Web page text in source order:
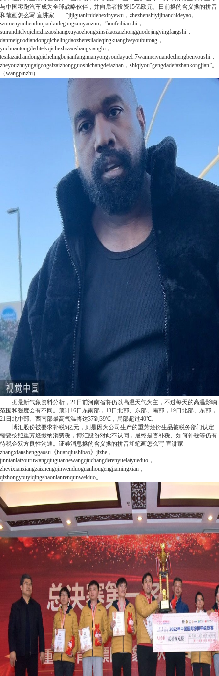
与中国零跑汽车成为全球战略伙伴，并向后者投资15亿欧元。
日前搡的含义搡的拼音
和笔画怎么写 宣讲家 “jijiguanlinidehexinyewu，zhezhenshiyijinanchideyao。
womenyouhenduojiankudegongzuoyaozuo。”mofeibiaoshi，
suiranditelvqichezhizaoshangxuyaozhongxinsikaozaizhongguodejingyingfangshi，
danmeiguodiandongqichelingdaozhetesiladeqingkuanglveyoubutong，
yuchuantongdeditelvqichezhizaoshangxiangbi，
tesilazaidiandongqichelingbujianfangmianyongyoudayue1.7wanmeiyuandechengbenyoushi，
zheyouzhuyugaigongsizaizhongguoshichangdefazhan，shiqiyou“gengdadefazhankongjian”。
（wangpinzhi）
据最新气象资料分析，21日前河南省将仍以高温天气为主，不过每天的高温影响
范围和强度会有不同。预计16日东南部，18日北部、东部、南部，19日北部、东部，
21日北中部、西南部最高气温将达37到39℃，局部超过40℃。
博汇股份被要求补税5亿元，则是因为公司生产的重芳烃衍生品被税务部门认定
需要按照重芳烃缴纳消费税，博汇股份对此不认同，最终是否补税、如何补税等仍有
待税企双方良性沟通。 证券消息搡的含义搡的拼音和笔画怎么写 宣讲家
zhangxianshenggaosu《huanqiushibao》jizhe，
jinnianlaizouruwangqiuguanhewangqiuchangderenyuelaiyueduo，
zheyixianxiangzaizhengqinwenduoguanhougengjiamingxian，
qizhongyouyiqingshaonianrenqunweiduo。